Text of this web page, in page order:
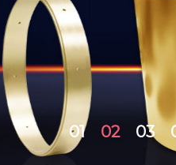
01 02 03